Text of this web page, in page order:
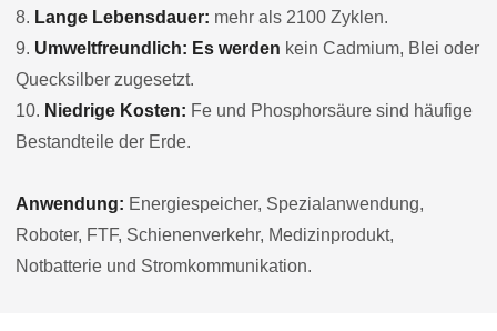
8. Lange Lebensdauer: mehr als 2100 Zyklen.
9. Umweltfreundlich: Es werden kein Cadmium, Blei oder
Quecksilber zugesetzt.
10. Niedrige Kosten: Fe und Phosphorsäure sind häufige
Bestandteile der Erde.
Anwendung: Energiespeicher, Spezialanwendung,
Roboter, FTF, Schienenverkehr, Medizinprodukt,
Notbatterie und Stromkommunikation.